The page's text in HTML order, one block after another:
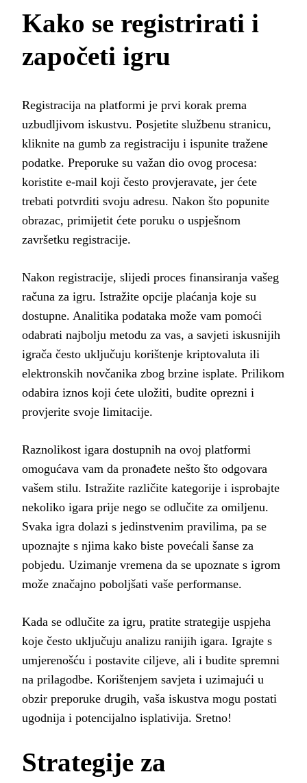
Kako se registrirati i
započeti igru
Registracija na platformi je prvi korak prema
uzbudljivom iskustvu. Posjetite službenu stranicu,
kliknite na gumb za registraciju i ispunite tražene
podatke. Preporuke su važan dio ovog procesa:
koristite e-mail koji često provjeravate, jer ćete
trebati potvrditi svoju adresu. Nakon što popunite
obrazac, primijetit ćete poruku o uspješnom
završetku registracije.
Nakon registracije, slijedi proces finansiranja vašeg
računa za igru. Istražite opcije plaćanja koje su
dostupne. Analitika podataka može vam pomoći
odabrati najbolju metodu za vas, a savjeti iskusnijih
igrača često uključuju korištenje kriptovaluta ili
elektronskih novčanika zbog brzine isplate. Prilikom
odabira iznos koji ćete uložiti, budite oprezni i
provjerite svoje limitacije.
Raznolikost igara dostupnih na ovoj platformi
omogućava vam da pronađete nešto što odgovara
vašem stilu. Istražite različite kategorije i isprobajte
nekoliko igara prije nego se odlučite za omiljenu.
Svaka igra dolazi s jedinstvenim pravilima, pa se
upoznajte s njima kako biste povećali šanse za
pobjedu. Uzimanje vremena da se upoznate s igrom
može značajno poboljšati vaše performanse.
Kada se odlučite za igru, pratite strategije uspjeha
koje često uključuju analizu ranijih igara. Igrajte s
umjerenošću i postavite ciljeve, ali i budite spremni
na prilagodbe. Korištenjem savjeta i uzimajući u
obzir preporuke drugih, vaša iskustva mogu postati
ugodnija i potencijalno isplativija. Sretno!
Strategije za